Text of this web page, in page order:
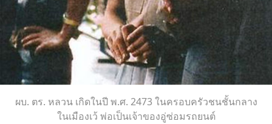
ผบ. ตร. หลวน เกิดในปี พ.ศ. 2473 ในครอบครัวชนชั้นกลาง
ในเมืองเว้ พ่อเป็นเจ้าของอู่ซ่อมรถยนต์